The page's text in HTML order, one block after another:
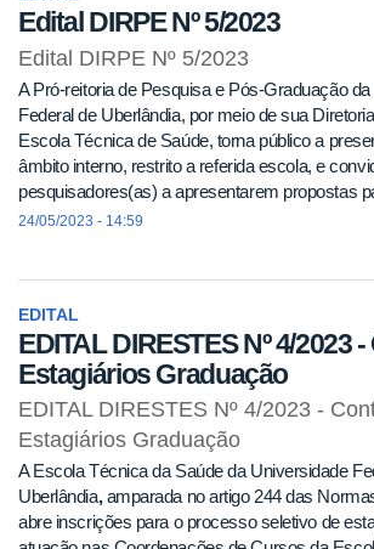
Edital DIRPE Nº 5/2023
Edital DIRPE Nº 5/2023
A Pró-reitoria de Pesquisa e Pós-Graduação
Federal de Uberlândia, por meio de sua
Escola Técnica de Saúde, torna público a
âmbito interno, restrito a referida escola, e
pesquisadores(as) a apresentarem propostas
24/05/2023 - 14:59
EDITAL
EDITAL DIRESTES Nº 4/2023
Estagiários Graduação
EDITAL DIRESTES Nº 4/2023 -
Estagiários Graduação
A Escola Técnica da Saúde da Universidade
Uberlândia,amparada no artigo 244 das
abre inscrições para o processo seletivo de